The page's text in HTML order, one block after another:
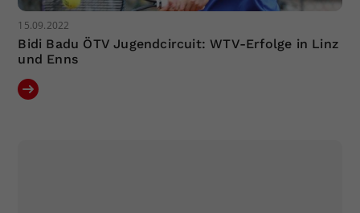
15.09.2022
Bidi Badu ÖTV Jugendcircuit: WTV-Erfolge in Linz
und Enns